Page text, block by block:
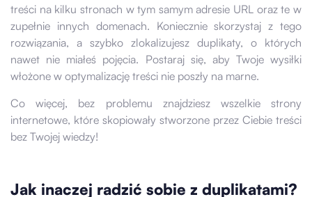
treści na kilku stronach w tym samym adresie URL oraz te w
zupełnie innych domenach. Koniecznie skorzystaj z tego
rozwiązania, a szybko zlokalizujesz duplikaty, o których
nawet nie miałeś pojęcia. Postaraj się, aby Twoje wysiłki
włożone w optymalizację treści nie poszły na marne.
Co więcej, bez problemu znajdziesz wszelkie strony
internetowe, które skopiowały stworzone przez Ciebie treści
bez Twojej wiedzy!
Jak inaczej radzić sobie z duplikatami?